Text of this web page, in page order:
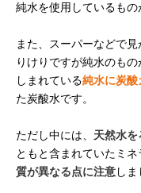
純水を使用しているもの
また、スーパーなどで
りけりですが純水のも
しまれている純水に炭酸
た炭酸水です。
ただし中には、 天然水
ともと含まれていたミネ
質が異なる点に注意しま